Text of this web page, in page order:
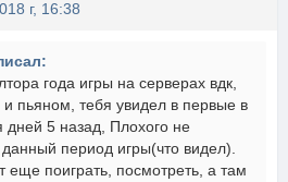
г, 16:38
года игры на серверах вдк,
пьяном, тебя увидел в первые в
дней 5 назад, Плохого не
период игры(что видел).
еще поиграть, посмотреть, а там